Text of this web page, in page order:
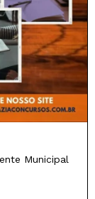
Municipal